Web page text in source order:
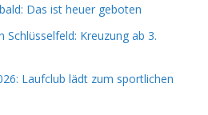
Das ist heuer geboten
Kreuzung ab 3.
Laufclub lädt zum sportlichen